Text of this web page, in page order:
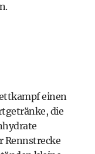
einen
die
Rennstrecke